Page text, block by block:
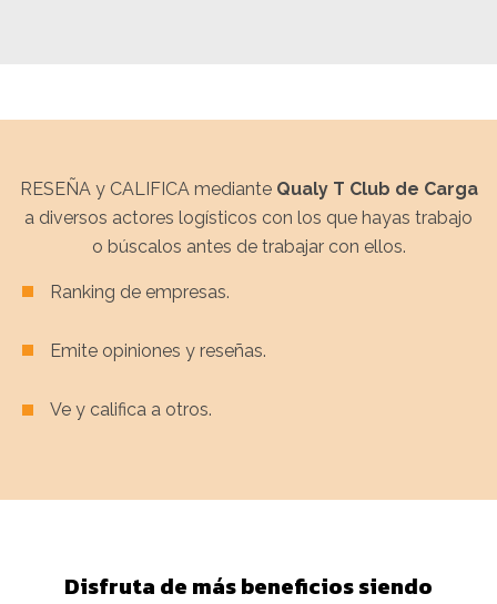
RESEÑA y CALIFICA mediante Qualy T Club de Carga
a diversos actores logísticos con los que hayas trabajo
o búscalos antes de trabajar con ellos.
Ranking de empresas.
Emite opiniones y reseñas.
Ve y califica a otros.
Disfruta de más beneficios siendo